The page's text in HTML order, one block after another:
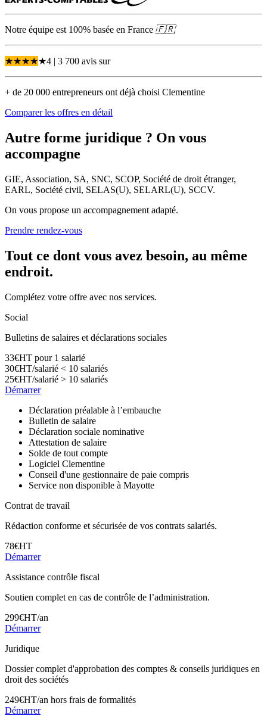
Notre équipe est 100% basée en France 🇫🇷
★★★★★4 | 3 700 avis sur
+ de 20 000 entrepreneurs ont déjà choisi Clementine
Comparer les offres en détail
Autre forme juridique ? On vous
accompagne
GIE, Association, SA, SNC, SCOP, Société de droit étranger,
EARL, Société civil, SELAS(U), SELARL(U), SCCV.
On vous propose un accompagnement adapté.
Prendre rendez-vous
Tout ce dont vous avez besoin, au même
endroit.
Complétez votre offre avec nos services.
Social
Bulletins de salaires et déclarations sociales
33€HT pour 1 salarié
30€HT/salarié < 10 salariés
25€HT/salarié > 10 salariés
Démarrer
Déclaration préalable à l’embauche
Bulletin de salaire
Déclaration sociale nominative
Attestation de salaire
Solde de tout compte
Logiciel Clementine
Conseil d'une gestionnaire de paie compris
Service non disponible à Mayotte
Contrat de travail
Rédaction conforme et sécurisée de vos contrats salariés.
78€HT
Démarrer
Assistance contrôle fiscal
Soutien complet en cas de contrôle de l’administration.
299€HT/an
Démarrer
Juridique
Dossier complet d'approbation des comptes & conseils juridiques en
droit des sociétés
249€HT/an hors frais de formalités
Démarrer